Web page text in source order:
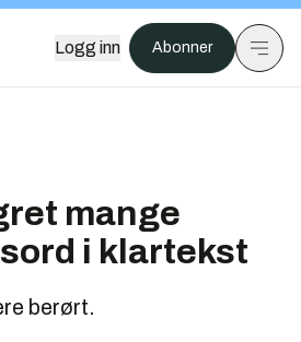
Logg inn Abonner
mange
i klartekst
berørt.